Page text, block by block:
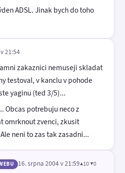
ADSL. Jinak bych do toho
21:54
zakaznici nemuseji skladat
testoval, v kanclu v pohode
yaginu (ted 3/5)...
Obcas potrebuju neco z
omrknout zvenci, zkusit
neni to zas tak zasadni...
16. srpna 2004 v 21:59▲10 ▼0